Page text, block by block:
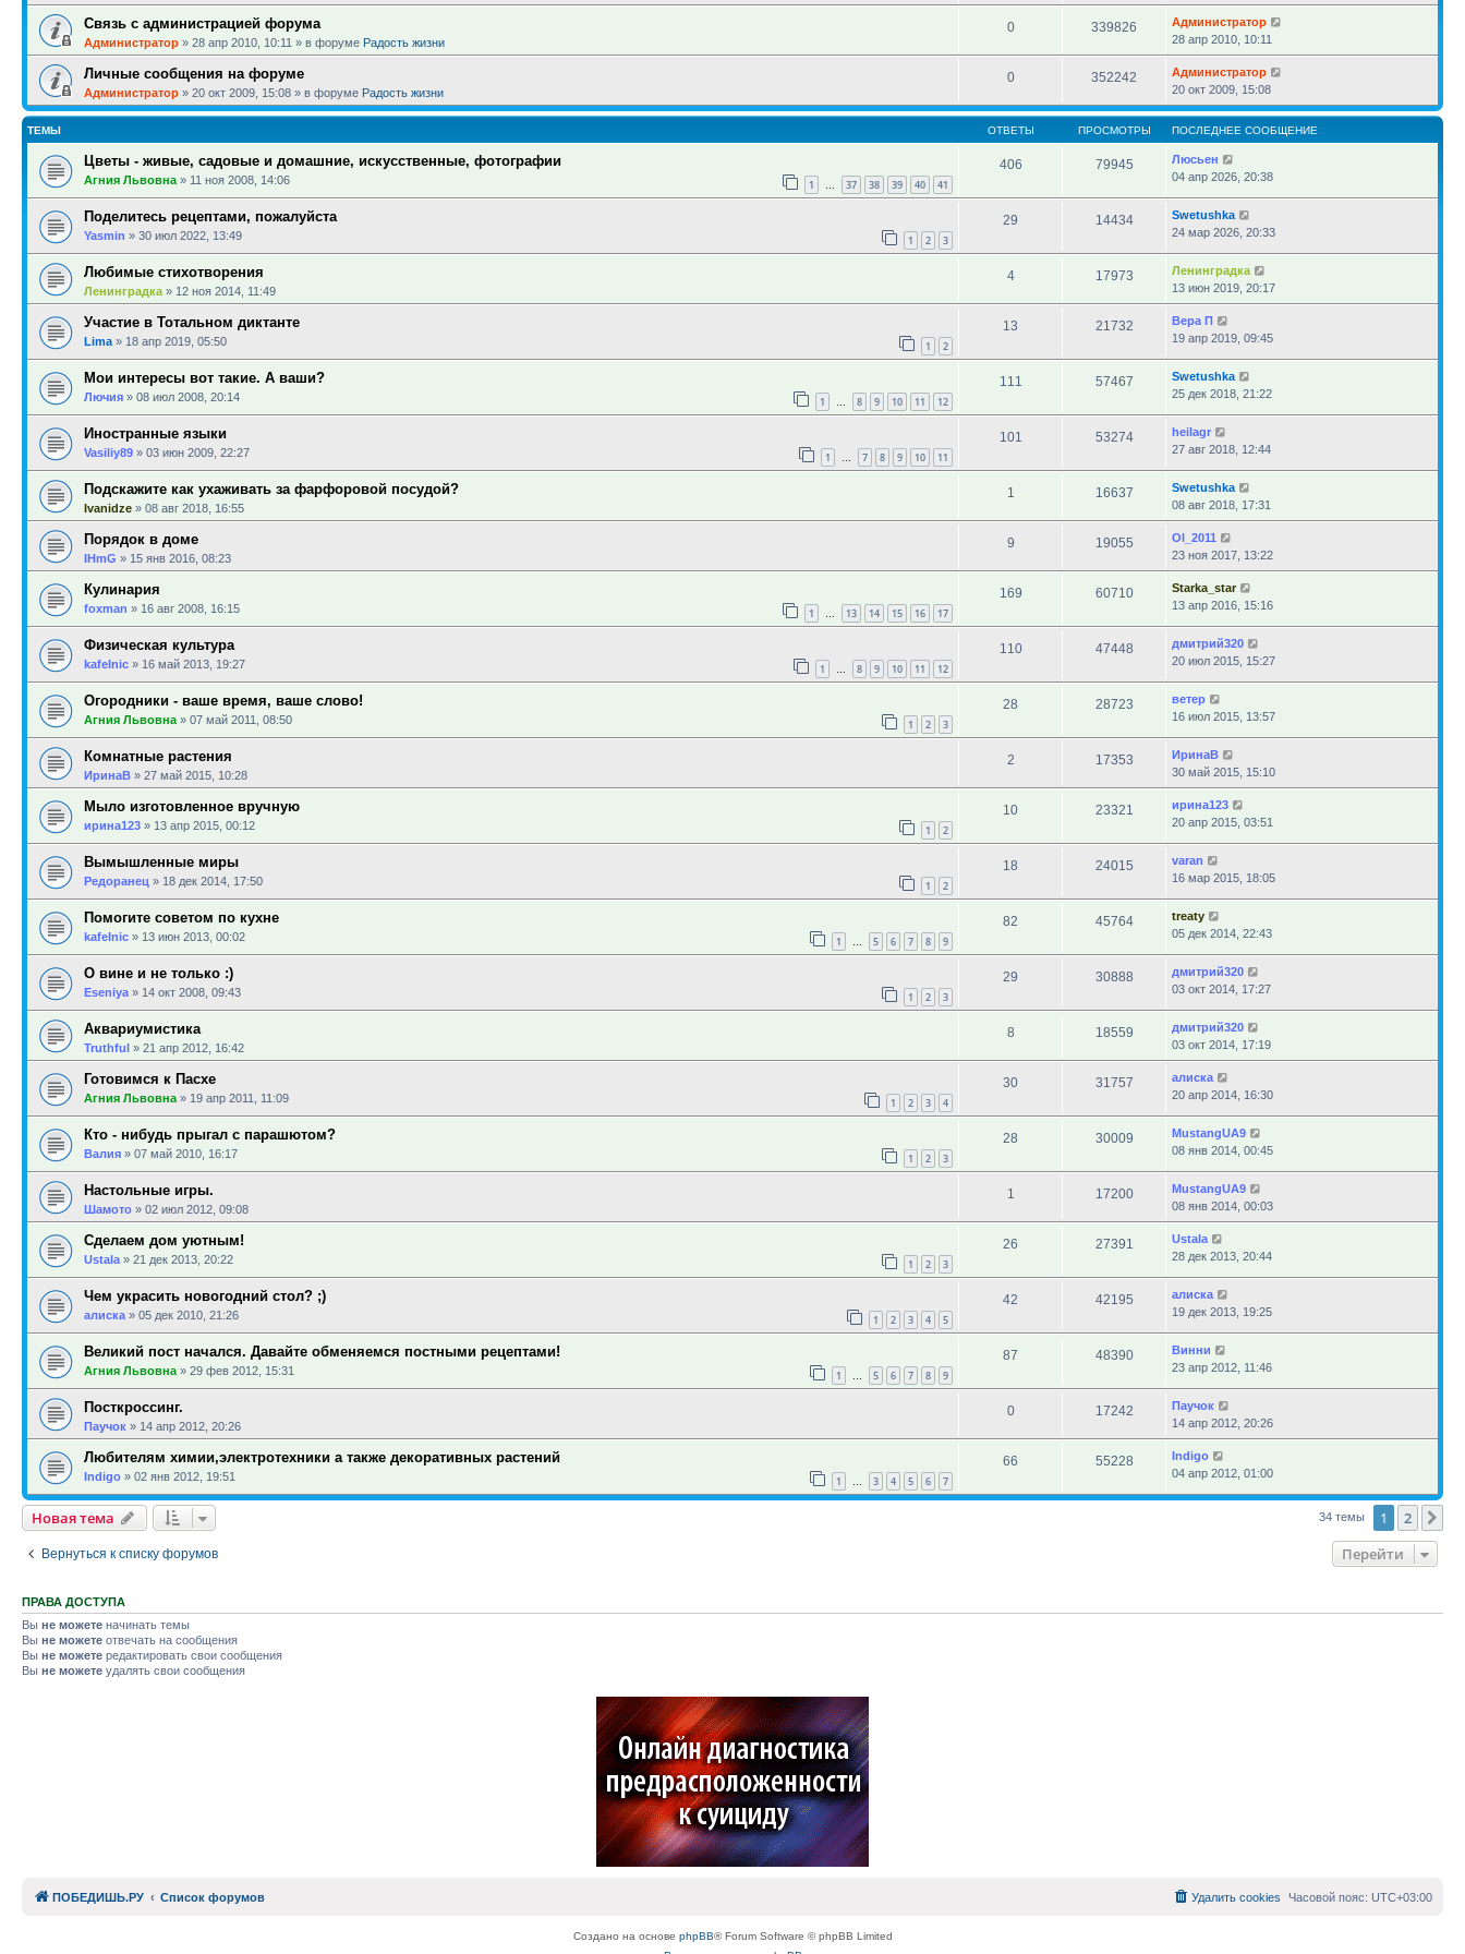
Связь с администрацией форума
Администратор » 28 апр 2010, 10:11 » в форуме Радость жизни
0 339826
Администратор
28 апр 2010, 10:11
Личные сообщения на форуме
Администратор » 20 окт 2009, 15:08 » в форуме Радость жизни
0 352242
Администратор
20 окт 2009, 15:08
ТЕМЫ ОТВЕТЫ ПРОСМОТРЫ ПОСЛЕДНЕЕ СООБЩЕНИЕ
Цветы - живые, садовые и домашние, искусственные, фотографии
Агния Львовна » 11 ноя 2008, 14:06 1 … 37 38 39 40 41
406 79945
Люсьен
04 апр 2026, 20:38
Поделитесь рецептами, пожалуйста
Yasmin » 30 июл 2022, 13:49 1 2 3
29 14434
Swetushka
24 мар 2026, 20:33
Любимые стихотворения
Ленинградка » 12 ноя 2014, 11:49
4 17973
Ленинградка
13 июн 2019, 20:17
Участие в Тотальном диктанте
Lima » 18 апр 2019, 05:50 1 2
13 21732
Вера П
19 апр 2019, 09:45
Мои интересы вот такие. А ваши?
Лючия » 08 июл 2008, 20:14 1 … 8 9 10 11 12
111 57467
Swetushka
25 дек 2018, 21:22
Иностранные языки
Vasiliy89 » 03 июн 2009, 22:27 1 … 7 8 9 10 11
101 53274
heilagr
27 авг 2018, 12:44
Подскажите как ухаживать за фарфоровой посудой?
Ivanidze » 08 авг 2018, 16:55
1 16637
Swetushka
08 авг 2018, 17:31
Порядок в доме
IHmG » 15 янв 2016, 08:23
9 19055
Ol_2011
23 ноя 2017, 13:22
Кулинария
foxman » 16 авг 2008, 16:15 1 … 13 14 15 16 17
169 60710
Starka_star
13 апр 2016, 15:16
Физическая культура
kafelnic » 16 май 2013, 19:27 1 … 8 9 10 11 12
110 47448
дмитрий320
20 июл 2015, 15:27
Огородники - ваше время, ваше слово!
Агния Львовна » 07 май 2011, 08:50 1 2 3
28 28723
ветер
16 июл 2015, 13:57
Комнатные растения
ИринаВ » 27 май 2015, 10:28
2 17353
ИринаВ
30 май 2015, 15:10
Мыло изготовленное вручную
ирина123 » 13 апр 2015, 00:12 1 2
10 23321
ирина123
20 апр 2015, 03:51
Вымышленные миры
Редоранец » 18 дек 2014, 17:50 1 2
18 24015
varan
16 мар 2015, 18:05
Помогите советом по кухне
kafelnic » 13 июн 2013, 00:02 1 … 5 6 7 8 9
82 45764
treaty
05 дек 2014, 22:43
О вине и не только :)
Eseniya » 14 окт 2008, 09:43 1 2 3
29 30888
дмитрий320
03 окт 2014, 17:27
Аквариумистика
Truthful » 21 апр 2012, 16:42
8 18559
дмитрий320
03 окт 2014, 17:19
Готовимся к Пасхе
Агния Львовна » 19 апр 2011, 11:09 1 2 3 4
30 31757
алиска
20 апр 2014, 16:30
Кто - нибудь прыгал с парашютом?
Валия » 07 май 2010, 16:17 1 2 3
28 30009
MustangUA9
08 янв 2014, 00:45
Настольные игры.
Шамото » 02 июл 2012, 09:08
1 17200
MustangUA9
08 янв 2014, 00:03
Сделаем дом уютным!
Ustala » 21 дек 2013, 20:22 1 2 3
26 27391
Ustala
28 дек 2013, 20:44
Чем украсить новогодний стол? ;)
алиска » 05 дек 2010, 21:26 1 2 3 4 5
42 42195
алиска
19 дек 2013, 19:25
Великий пост начался. Давайте обменяемся постными рецептами!
Агния Львовна » 29 фев 2012, 15:31 1 … 5 6 7 8 9
87 48390
Винни
23 апр 2012, 11:46
Посткроссинг.
Паучок » 14 апр 2012, 20:26
0 17242
Паучок
14 апр 2012, 20:26
Любителям химии,электротехники а также декоративных растений
Indigo » 02 янв 2012, 19:51 1 … 3 4 5 6 7
66 55228
Indigo
04 апр 2012, 01:00
Новая тема 34 темы 1 2
Вернуться к списку форумов Перейти
ПРАВА ДОСТУПА
Вы не можете начинать темы
Вы не можете отвечать на сообщения
Вы не можете редактировать свои сообщения
Вы не можете удалять свои сообщения
ПОБЕДИШЬ.РУ Список форумов Часовой пояс: UTC+03:00
Удалить cookies
Создано на основе phpBB® Forum Software © phpBB Limited